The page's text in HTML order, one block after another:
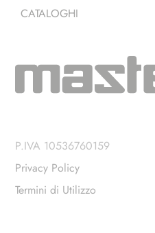
CATALOGHI
P.IVA 10536760159
Privacy Policy
Termini di Utilizzo